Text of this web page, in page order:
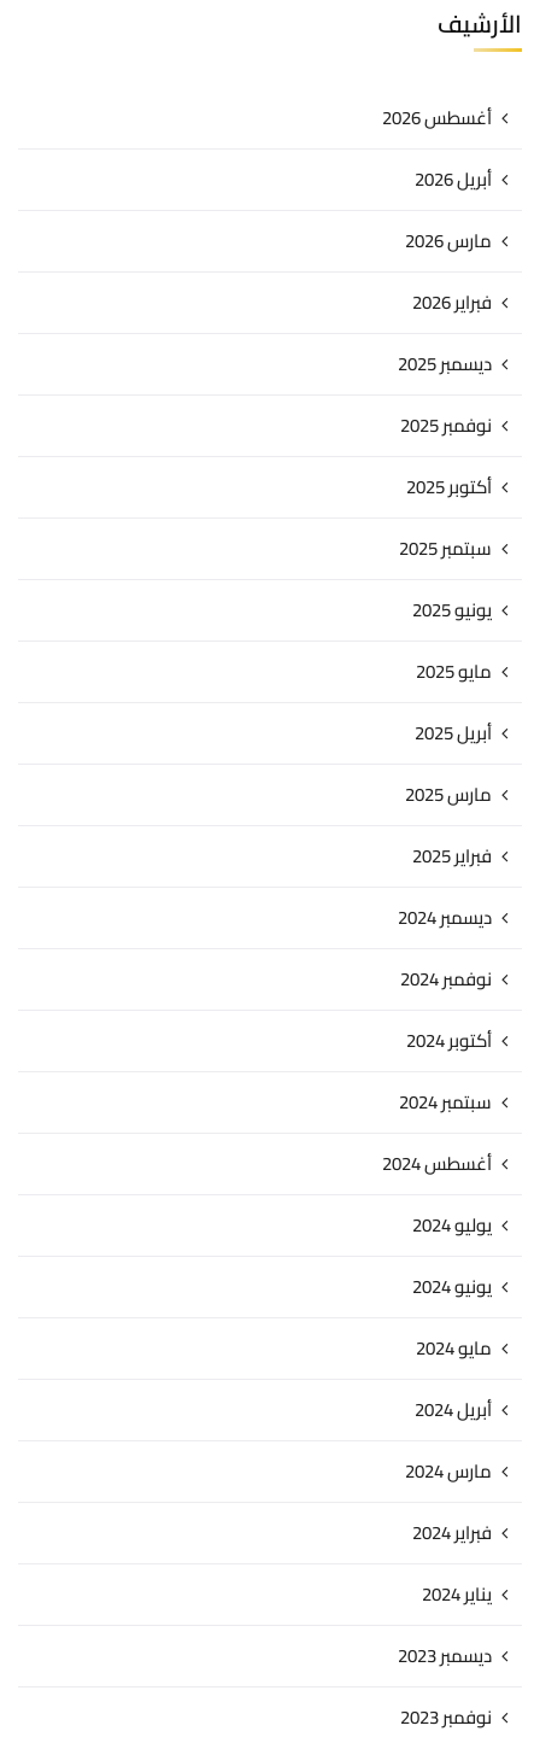
الأرشيف
أغسطس 2026
أبريل 2026
مارس 2026
فبراير 2026
ديسمبر 2025
نوفمبر 2025
أكتوبر 2025
سبتمبر 2025
يونيو 2025
مايو 2025
أبريل 2025
مارس 2025
فبراير 2025
ديسمبر 2024
نوفمبر 2024
أكتوبر 2024
سبتمبر 2024
أغسطس 2024
يوليو 2024
يونيو 2024
مايو 2024
أبريل 2024
مارس 2024
فبراير 2024
يناير 2024
ديسمبر 2023
نوفمبر 2023